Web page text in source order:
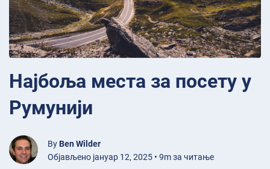
Најбоља места за посету у
Румунији
By Ben Wilder
Објављено јануар 12, 2025 • 9m за читање